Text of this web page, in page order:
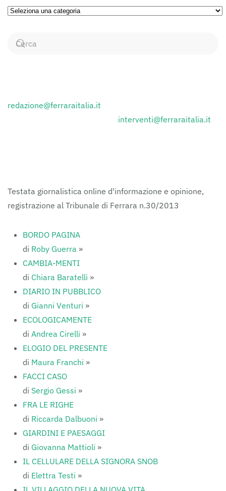
Ricerca
Categorie
redazione@ferraraitalia.it
interventi@ferraraitalia.it
Testata giornalistica online d'informazione e opinione,
registrazione al Tribunale di Ferrara n.30/2013
BORDO PAGINA
di Roby Guerra »
CAMBIA-MENTI
di Chiara Baratelli »
DIARIO IN PUBBLICO
di Gianni Venturi »
ECOLOGICAMENTE
di Andrea Cirelli »
ELOGIO DEL PRESENTE
di Maura Franchi »
FACCI CASO
di Sergio Gessi »
FRA LE RIGHE
di Riccarda Dalbuoni »
GIARDINI E PAESAGGI
di Giovanna Mattioli »
IL CELLULARE DELLA SIGNORA SNOB
di Elettra Testi »